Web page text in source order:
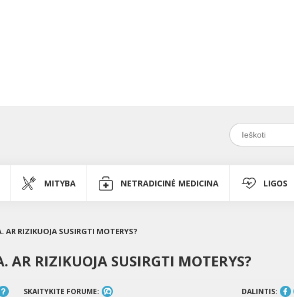
MITYBA NETRADICINĖ MEDICINA LIGOS
AR RIZIKUOJA SUSIRGTI MOTERYS?
AR RIZIKUOJA SUSIRGTI MOTERYS?
SKAITYKITE FORUME: DALINTIS: